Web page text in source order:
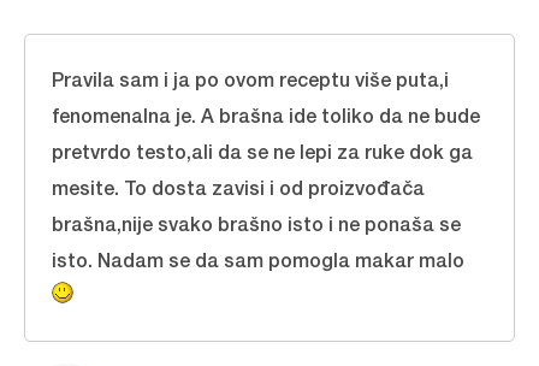
Pravila sam i ja po ovom receptu više puta,i
fenomenalna je. A brašna ide toliko da ne bude
pretvrdo testo,ali da se ne lepi za ruke dok ga
mesite. To dosta zavisi i od proizvođača
brašna,nije svako brašno isto i ne ponaša se
isto. Nadam se da sam pomogla makar malo